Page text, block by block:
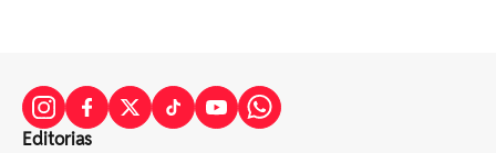
Editorias